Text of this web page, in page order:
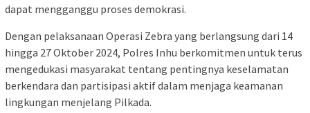
dapat mengganggu proses demokrasi.
Dengan pelaksanaan Operasi Zebra yang berlangsung dari 14
hingga 27 Oktober 2024, Polres Inhu berkomitmen untuk terus
mengedukasi masyarakat tentang pentingnya keselamatan
berkendara dan partisipasi aktif dalam menjaga keamanan
lingkungan menjelang Pilkada.